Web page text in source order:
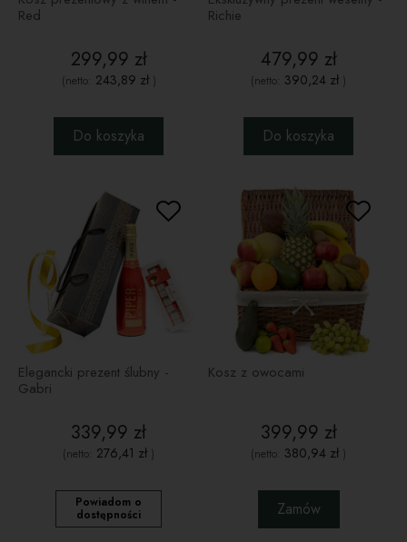
Red
299,99 zł
(netto: 243,89 zł)
Do koszyka
Richie
479,99 zł
(netto: 390,24 zł )
Do koszyka
Elegancki prezent ślubny -
Gabri
339,99 zł
(netto: 276,41 zł )
Powiadom o
dostępności
Kosz z owocami
399,99 zł
(netto: 380,94 zł )
Zamów